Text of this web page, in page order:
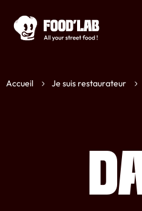
Accueil Je suis restaurateur